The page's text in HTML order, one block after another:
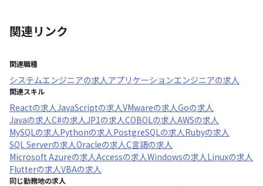
関連リンク
関連職種
システムエンジニアの求人アプリケーションエンジニアの求人
関連スキル
Reactの求人JavaScriptの求人VMwareの求人Goの求人
Javaの求人C#の求人JP1の求人COBOLの求人AWSの求人
MySQLの求人Pythonの求人PostgreSQLの求人Rubyの求人
SQL Serverの求人Oracleの求人C言語の求人
Microsoft Azureの求人Accessの求人Windowsの求人Linuxの求人
Flutterの求人VBAの求人
同じ勤務地の求人